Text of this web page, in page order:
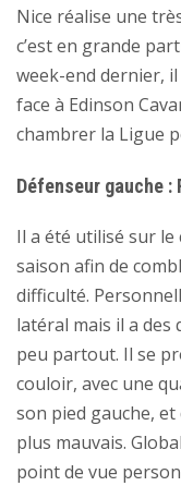
Nice réalise une
c’est en grande
week-end dernier,
face à Edinson
chambrer la Ligue
Défenseur gauche :
Il a été utilisé sur le
saison afin de
difficulté.
latéral mais il a
peu partout. Il se
couloir, avec une
son pied gauche, et
plus mauvais.
point de vue